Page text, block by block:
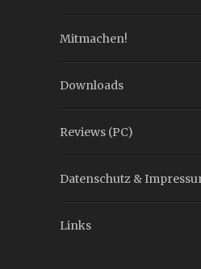
Mitmachen!
Downloads
Reviews (PC)
Datenschutz &
Links